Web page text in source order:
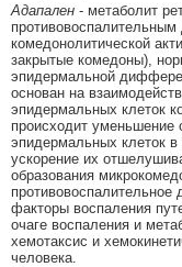
Адапален - метаболит
комедонолитической
закрытые комедоны),
эпидермальной
основан на
эпидермальных клеток
происходит
эпидермальных клеток
ускорение их
образования
противовоспалительное
факторы воспаления
очаге воспаления и
хемотаксис и
человека.